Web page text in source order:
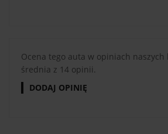
Ocena tego auta w opiniach naszych
średnia z 14 opinii.
DODAJ OPINIĘ